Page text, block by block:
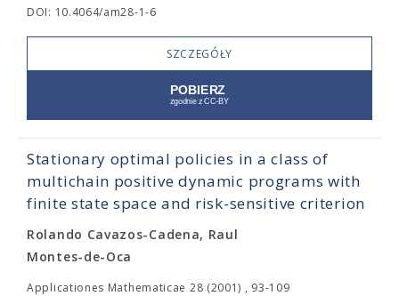
DOI: 10.4064/am28-1-6
SZCZEGÓŁY
Stationary optimal policies in a class of
multichain positive dynamic programs with
finite state space and risk-sensitive criterion
Rolando Cavazos-Cadena, Raul
Montes-de-Oca
Applicationes Mathematicae 28 (2001) , 93-109